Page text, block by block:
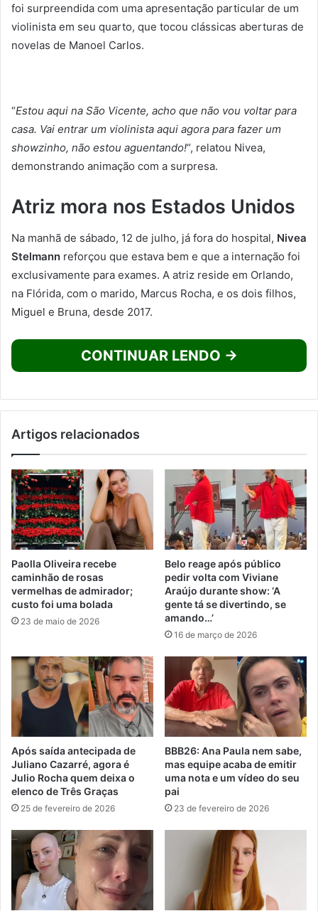
foi surpreendida com uma apresentação particular de um
violinista em seu quarto, que tocou clássicas aberturas de
novelas de Manoel Carlos.
“Estou aqui na São Vicente, acho que não vou voltar para
casa. Vai entrar um violinista aqui agora para fazer um
showzinho, não estou aguentando!“, relatou Nivea,
demonstrando animação com a surpresa.
Atriz mora nos Estados Unidos
Na manhã de sábado, 12 de julho, já fora do hospital, Nivea
Stelmann reforçou que estava bem e que a internação foi
exclusivamente para exames. A atriz reside em Orlando,
na Flórida, com o marido, Marcus Rocha, e os dois filhos,
Miguel e Bruna, desde 2017.
CONTINUAR LENDO →
Artigos relacionados
Paolla Oliveira recebe
caminhão de rosas
vermelhas de admirador;
custo foi uma bolada
23 de maio de 2026
Belo reage após público
pedir volta com Viviane
Araújo durante show: ‘A
gente tá se divertindo, se
amando…’
16 de março de 2026
Após saída antecipada de
Juliano Cazarré, agora é
Julio Rocha quem deixa o
elenco de Três Graças
25 de fevereiro de 2026
BBB26: Ana Paula nem sabe,
mas equipe acaba de emitir
uma nota e um vídeo do seu
pai
23 de fevereiro de 2026